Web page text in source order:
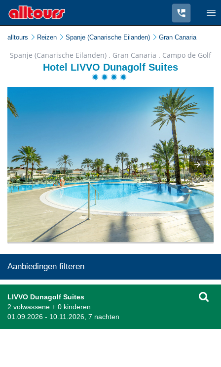
alltours Reizen Spanje (Canarische Eilanden) Gran Canaria
Spanje (Canarische Eilanden) . Gran Canaria . Campo de Golf
Hotel LIVVO Dunagolf Suites
Aanbiedingen filteren
LIVVO Dunagolf Suites
2 volwassene + 0 kinderen
01.09.2026 - 10.11.2026, 7 nachten